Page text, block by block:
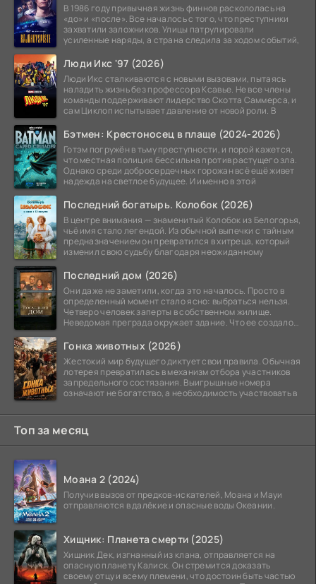
В 1986 году привычная жизнь финнов раскололась на
«до» и «после». Все началось с того, что преступники
захватили заложников. Улицы патрулировали
усиленные наряды, а страна следила за ходом событий,
Люди Икс '97 (2026)
Люди Икс сталкиваются с новыми вызовами, пытаясь
наладить жизнь без профессора Ксавье. Не все члены
команды поддерживают лидерство Скотта Саммерса, и
сам Циклоп испытывает давление от новой роли. В
Бэтмен: Крестоносец в плаще (2024-2026)
Готэм погружён в тьму преступности, и порой кажется,
что местная полиция бессильна против растущего зла.
Однако среди добросердечных горожан всё ещё живет
надежда на светлое будущее. И именно в этой
Последний богатырь. Колобок (2026)
В центре внимания — знаменитый Колобок из Белогорья,
чьё имя стало легендой. Из обычной выпечки с тайным
предназначением он превратился в хитреца, который
изменил свою судьбу благодаря неожиданному
Последний дом (2026)
Они даже не заметили, когда это началось. Просто в
определенный момент стало ясно: выбраться нельзя.
Четверо человек заперты в собственном жилище.
Неведомая преграда окружает здание. Что ее создало
Гонка животных (2026)
Жестокий мир будущего диктует свои правила. Обычная
лотерея превратилась в механизм отбора участников
запредельного состязания. Выигрышные номера
означают не богатство, а необходимость участвовать в
Топ за месяц
Моана 2 (2024)
Получив вызов от предков-искателей, Моана и Мауи
отправляются в далёкие и опасные воды Океании.
Хищник: Планета смерти (2025)
Хищник Дек, изгнанный из клана, отправляется на
опасную планету Калиск. Он стремится доказать
своему отцу и всему племени, что достоин быть частью